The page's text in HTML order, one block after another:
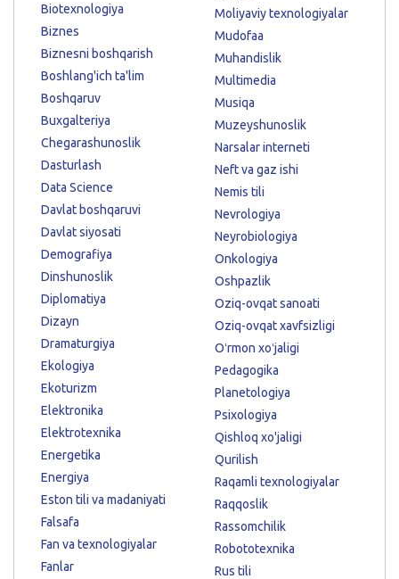
Biotexnologiya
Biznes
Biznesni boshqarish
Boshlang'ich ta'lim
Boshqaruv
Buxgalteriya
Chegarashunoslik
Dasturlash
Data Science
Davlat boshqaruvi
Davlat siyosati
Demografiya
Dinshunoslik
Diplomatiya
Dizayn
Dramaturgiya
Ekologiya
Ekoturizm
Elektronika
Elektrotexnika
Energetika
Energiya
Eston tili va madaniyati
Falsafa
Fan va texnologiyalar
Fanlar
Moliyaviy texnologiyalar
Mudofaa
Muhandislik
Multimedia
Musiqa
Muzeyshunoslik
Narsalar interneti
Neft va gaz ishi
Nemis tili
Nevrologiya
Neyrobiologiya
Onkologiya
Oshpazlik
Oziq-ovqat sanoati
Oziq-ovqat xavfsizligi
Oʻrmon xoʻjaligi
Pedagogika
Planetologiya
Psixologiya
Qishloq xo'jaligi
Qurilish
Raqamli texnologiyalar
Raqqoslik
Rassomchilik
Robototexnika
Rus tili